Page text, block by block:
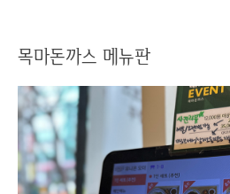
목마돈까스 메뉴판